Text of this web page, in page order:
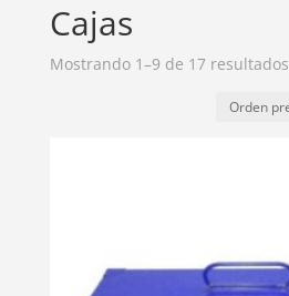
Cajas
Mostrando 1–9 de 17 resultados